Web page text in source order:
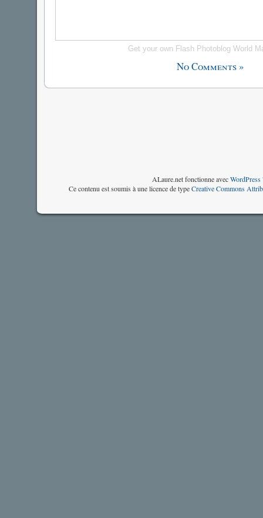
Get your own Flash Photoblog World
No Comments »
ALaure.net fonctionne avecWordPress
Ce contenu est soumis à une licence de typeCreative Commons